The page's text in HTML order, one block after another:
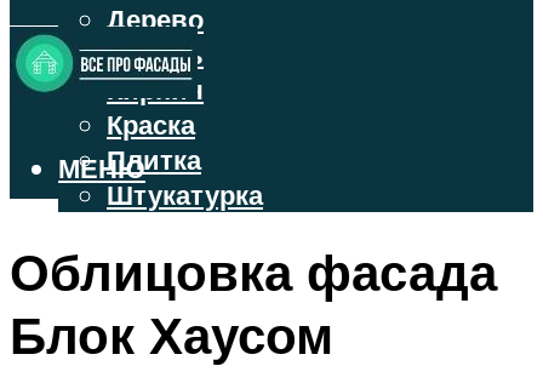
Дерево
Камень
Кирпич
Краска
Плитка
Штукатурка
ФАСАДНЫЙ САЙДИНГ
ОСВЕЩЕНИЕ И УТЕПЛЕНИЕ
МЕНЮ
Облицовка фасада
Блок Хаусом